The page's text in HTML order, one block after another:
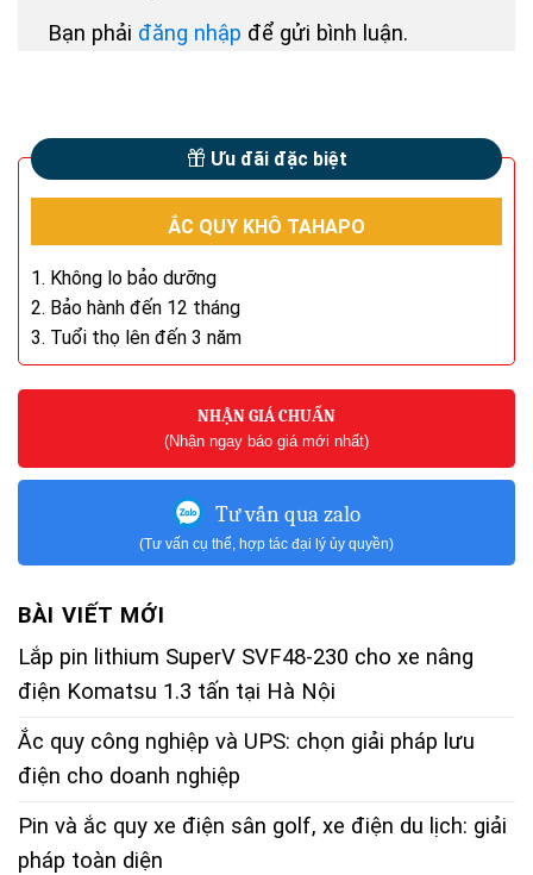
Bạn phải đăng nhập để gửi bình luận.
Ưu đãi đặc biệt
ẮC QUY KHÔ TAHAPO
1. Không lo bảo dưỡng
2. Bảo hành đến 12 tháng
3. Tuổi thọ lên đến 3 năm
NHẬN GIÁ CHUẨN
(Nhận ngay báo giá mới nhất)
Tư vấn qua zalo
(Tư vấn cụ thể, hợp tác đại lý ủy quyền)
BÀI VIẾT MỚI
Lắp pin lithium SuperV SVF48-230 cho xe nâng
điện Komatsu 1.3 tấn tại Hà Nội
Ắc quy công nghiệp và UPS: chọn giải pháp lưu
điện cho doanh nghiệp
Pin và ắc quy xe điện sân golf, xe điện du lịch: giải
pháp toàn diện